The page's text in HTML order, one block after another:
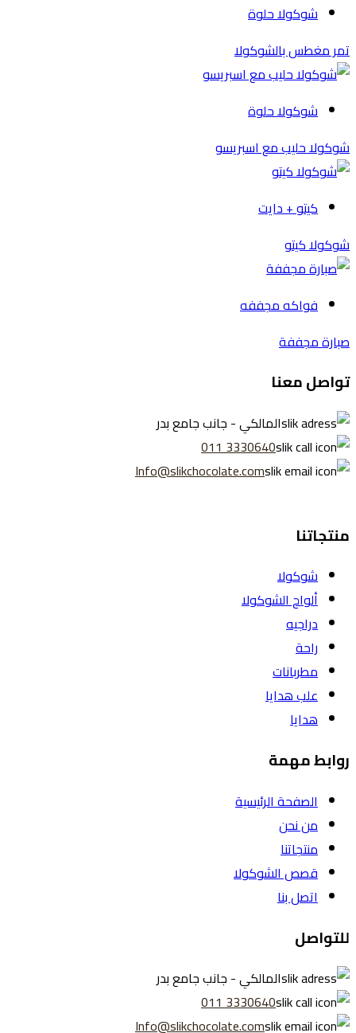
شوكولا حلوة
تمر مغطس بالشوكولا
شوكولا حلوة
شوكولا حليب مع اسبريسو
كيتو + دايت
شوكولا كيتو
فواكه مجففه
صبارة مجففة
تواصل معنا
المالكي - جانب جامع بدر
3330640 011
Info@slikchocolate.com
منتجاتنا
شوكولا
ألواح الشوكولا
دراجيه
راحة
مطربانات
علب هدايا
هدايا
روابط مهمة
الصفحة الرئيسية
من نحن
منتجاتنا
قصص الشوكولا
اتصل بنا
للتواصل
المالكي - جانب جامع بدر
3330640 011
Info@slikchocolate.com